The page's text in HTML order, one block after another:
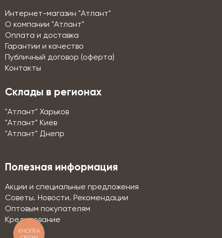
Интернет-магазин "Атлант"
О компании "Атлант"
Оплата и доставка
Гарантии и качество
Публичный договор (оферта)
Контакты
Склады в регионах
"Атлант" Харьков
"Атлант" Киев
"Атлант" Днепр
Полезная информация
Акции и специальные предложения
Советы. Новости. Рекомендации
Оптовым покупателям
Кредитование
КНОПКА